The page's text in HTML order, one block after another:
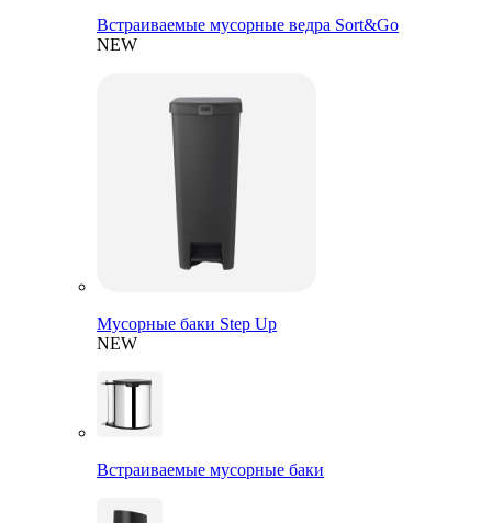
Встраиваемые мусорные ведра Sort&Go
NEW
Мусорные баки Step Up
NEW
Встраиваемые мусорные баки